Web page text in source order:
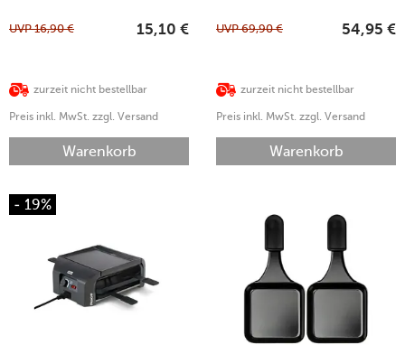
zurzeit nicht bestellbar
UVP16,90 € 15,10 €
Preis inkl. MwSt. zzgl. Versand
Warenkorb
zurzeit nicht bestellbar
UVP69,90 € 54,95 €
Preis inkl. MwSt. zzgl. Versand
Warenkorb
- 19%